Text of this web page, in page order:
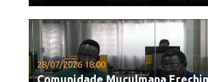
28/07/2026 18:00
Comunidade Muçulmana